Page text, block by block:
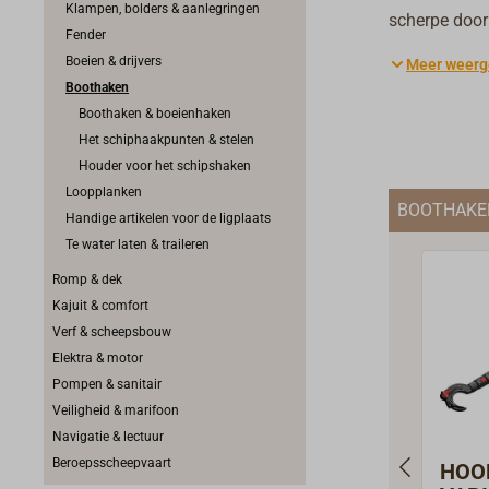
Klampen, bolders & aanlegringen
Fender
Boeien & drijvers
Boothaken
Boothaken & boeienhaken
Het schiphaakpunten & stelen
Houder voor het schipshaken
Loopplanken
Handige artikelen voor de ligplaats
Te water laten & traileren
Romp & dek
Kajuit & comfort
Verf & scheepsbouw
Elektra & motor
Pompen & sanitair
Veiligheid & marifoon
Navigatie & lectuur
Beroepsscheepvaart
scherpe
voorkomen.
Meer